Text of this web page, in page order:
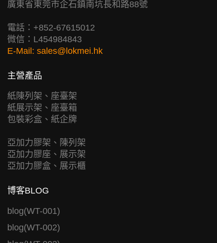
廣東省東莞市企石鎮南坑長和路88號
電話：+852-67615012
微信：L454984843
E-Mail: sales@lokmei.hk
主營產品
紙陳列架、座臺架
紙展示架、座臺箱
包裝彩盒、紙企牌
亞加力膠架、陳列架
亞加力膠座、展示架
亞加力膠盒、展示櫃
博客BLOG
blog(WT-001)
blog(WT-002)